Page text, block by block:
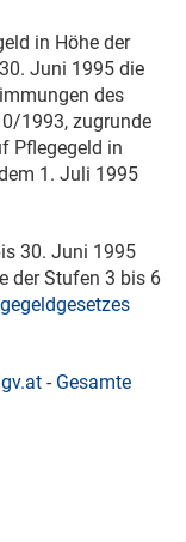
in Höhe der
30. Juni 1995 die
des
1993, zugrunde
Pflegegeld in
1. Juli 1995
30. Juni 1995
der Stufen 3 bis 6
- Gesamte